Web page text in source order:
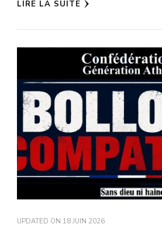
LIRE LA SUITE
UPDATED ON 18 JUIN 2026